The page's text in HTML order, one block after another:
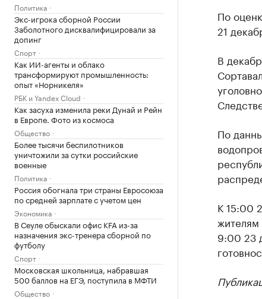
Политика
Экс-игрока сборной России
Заболотного дисквалифицировали за
допинг
Спорт
Как ИИ-агенты и облако
трансформируют промышленность:
опыт «Норникеля»
РБК и Yandex Cloud
Как засуха изменила реки Дунай и Рейн
в Европе. Фото из космоса
Общество
Более тысячи беспилотников
уничтожили за сутки российские
военные
Политика
Россия обогнала три страны Евросоюза
по средней зарплате с учетом цен
Экономика
В Сеуле обыскали офис KFA из-за
назначения экс-тренера сборной по
футболу
Спорт
Московская школьница, набравшая
500 баллов на ЕГЭ, поступила в МФТИ
Общество
По
21
В
По
К 15:00
9:00 23